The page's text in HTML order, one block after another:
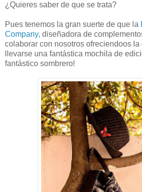
¿Quieres saber de que se trata?
Pues tenemos la gran suerte de que la
Company, diseñadora de
colaborar con nosotros ofreciendoos
llevarse una fantástica mochila de
fantástico sombrero!